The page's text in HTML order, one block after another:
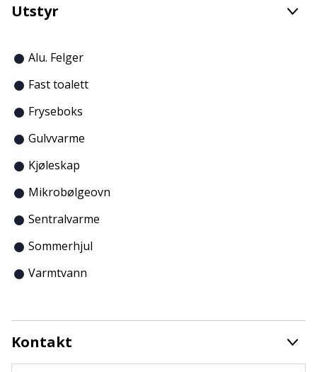
Utstyr
Alu. Felger
Fast toalett
Fryseboks
Gulvvarme
Kjøleskap
Mikrobølgeovn
Sentralvarme
Sommerhjul
Varmtvann
Kontakt